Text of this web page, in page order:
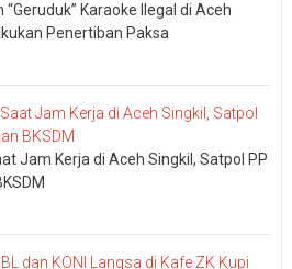
Karaoke Ilegal di Aceh
Penertiban Paksa
Jam Kerja di Aceh Singkil, Satpol PP